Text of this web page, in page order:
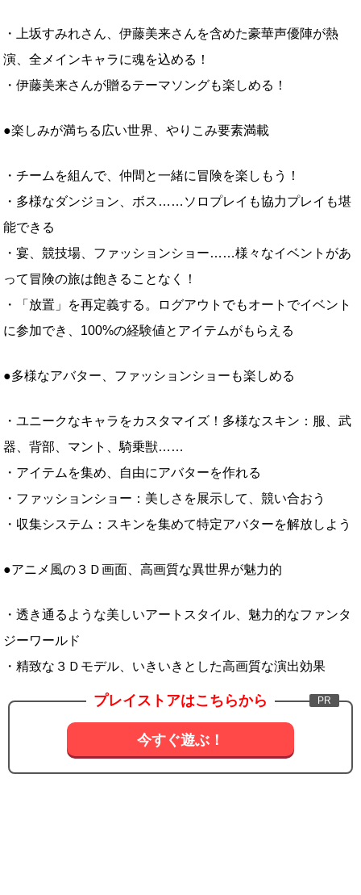
・上坂すみれさん、伊藤美来さんを含めた豪華声優陣が熱
演、全メインキャラに魂を込める！
・伊藤美来さんが贈るテーマソングも楽しめる！
●楽しみが満ちる広い世界、やりこみ要素満載
・チームを組んで、仲間と一緒に冒険を楽しもう！
・多様なダンジョン、ボス……ソロプレイも協力プレイも堪
能できる
・宴、競技場、ファッションショー……様々なイベントがあ
って冒険の旅は飽きることなく！
・「放置」を再定義する。ログアウトでもオートでイベント
に参加でき、100%の経験値とアイテムがもらえる
●多様なアバター、ファッションショーも楽しめる
・ユニークなキャラをカスタマイズ！多様なスキン：服、武
器、背部、マント、騎乗獣……
・アイテムを集め、自由にアバターを作れる
・ファッションショー：美しさを展示して、競い合おう
・収集システム：スキンを集めて特定アバターを解放しよう
●アニメ風の３Ｄ画面、高画質な異世界が魅力的
・透き通るような美しいアートスタイル、魅力的なファンタ
ジーワールド
・精致な３Ｄモデル、いきいきとした高画質な演出効果
プレイストアはこちらから
今すぐ遊ぶ！